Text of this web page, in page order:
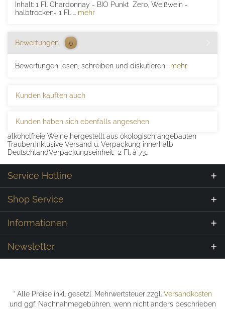
Inhalt: 1 Fl. Chardonnay - BIO Punkt Zero, Weißwein -
halbtrocken- 1 Fl. ... mehr
Bewertungen 0
Bewertungen lesen, schreiben und diskutieren... mehr
Kunden kauften auch
Kunden haben sich ebenfalls angesehen
alkoholfreie Weine hergestellt aus ökologisch angebauten
Trauben.Inklusive Versand u. Verpackung innerhalb
DeutschlandVerpackungseinheit: 2 Fl. á 73…
Service Hotline
Shop Service
Informationen
Newsletter
* Alle Preise inkl. gesetzl. Mehrwertsteuer zzgl. Versandkosten
und ggf. Nachnahmegebühren, wenn nicht anders beschrieben